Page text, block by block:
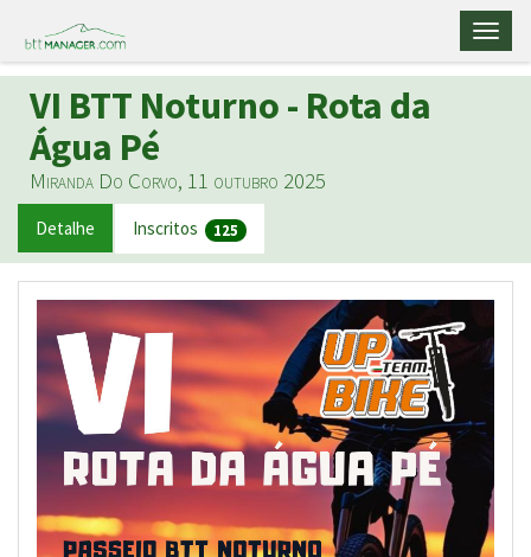
VI BTT Noturno - Rota da
Água Pé
Miranda Do Corvo, 11 outubro 2025
Detalhe Inscritos 125